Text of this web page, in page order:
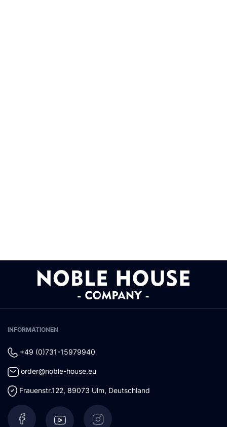
INFORMATIONEN
+49 (0)731-15979940
order@noble-house.eu
Frauenstr.122, 89073 Ulm, Deutschland